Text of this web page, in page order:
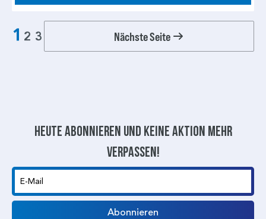
1 2 3 Nächste Seite
Heute abonnieren und keine aktion mehr
verpassen!
E-Mail
Abonnieren